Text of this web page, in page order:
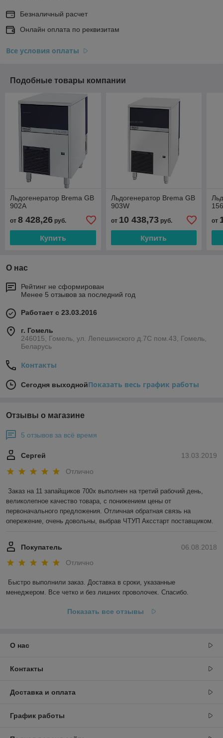
Безналичный расчет
Онлайн оплата по реквизитам
Все условия оплаты
Подобные товары компании
Льдогенератор Brema GВ
902A
от 8 428,26 руб.
Купить
Льдогенератор Brema GB
903W
от 10 438,73руб.
Купить
от
О нас
Рейтинг не сформирован
Менее 5 отзывов за последний год
Работает с 23.03.2016
г. Гомель
246015, Гомель, ул. Лепешинского д.7С пом.43, Гомель,
Беларусь
Контакты
Сегодня выходнойПоказать весь график работы
Отзывы о магазине
5 отзывов за всё время
13.03.2019
Сергей
Отлично
Заказ на 11 запайщиков 700х выполнен на третий рабочий день,
великолепное качество товара, с понижением цены от
первоначального предложения. Отличная обратная связь на
опережение, очень довольны, выбрав ЧТУП Аксстарт поставщиком.
06.08.2018
Покупатель
Отлично
Быстро выполнили заказ. Доставка в сроки, указанные
менеджером. Все четко и без лишних проволочек. Спасибо.
Показать все отзывы
О нас
Контакты
Доставка и оплата
График работы